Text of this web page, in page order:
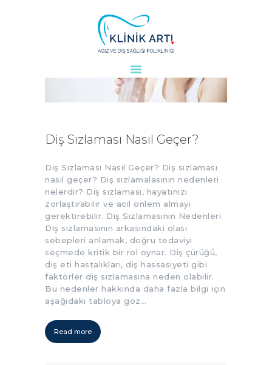
ANASAYFA
KURUMSAL
TEDAVILER
KVKK
AYDINLATMA
METNI
BLOG
KLINIĞIMIZ
İLETIŞIM
Diş Sızlaması Nasıl Geçer?
Diş Sızlaması Nasıl Geçer? Diş sızlaması
nasıl geçer? Diş sızlamalasının nedenleri
nelerdir? Diş sızlaması, hayatınızı
zorlaştırabilir ve acil önlem almayı
gerektirebilir. Diş Sızlamasının Nedenleri
Diş sızlamasının arkasındaki olası
sebepleri anlamak, doğru tedaviyi
seçmede kritik bir rol oynar. Diş çürüğü,
diş eti hastalıkları, diş hassasiyeti gibi
faktörler diş sızlamasına neden olabilir.
Bu nedenler hakkında daha fazla bilgi için
aşağıdaki tabloya göz…
Read more